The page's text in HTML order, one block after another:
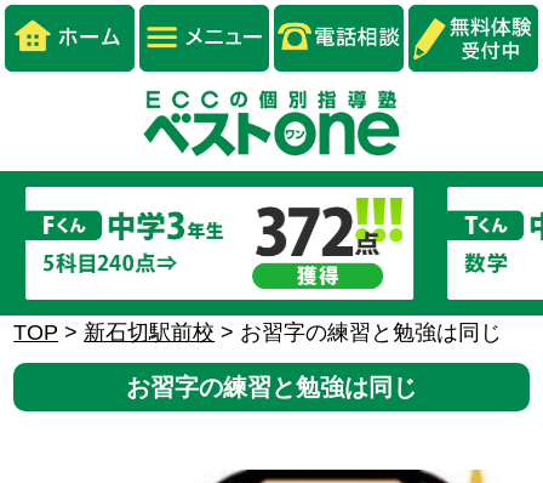
TOP > 新石切駅前校 > お習字の練習と勉強は同じ
お習字の練習と勉強は同じ